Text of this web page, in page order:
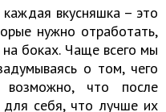
каждая вкусняшка – это
нужно отработать,
боках. Чаще всего мы
о том, чего
что после
себя, что лучше их